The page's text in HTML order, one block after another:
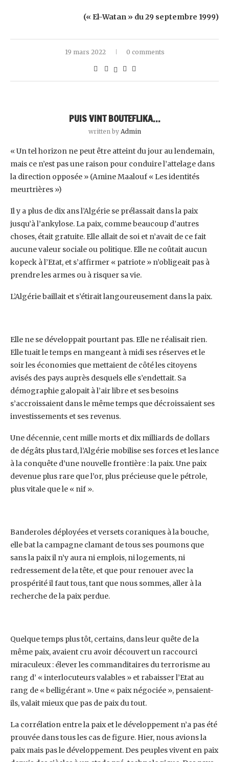
(« El-Watan » du 29 septembre 1999)
19 mars 2022 0 comments
PUIS VINT BOUTEFLIKA…
written by Admin
« Un tel horizon ne peut être atteint du jour au lendemain,
mais ce n’est pas une raison pour ‎conduire l’attelage dans
la direction opposée » (Amine Maalouf « Les identités
meurtrières »)‎
Il y a plus de dix ans l’Algérie se prélassait dans la paix
jusqu’à l’ankylose. La paix, comme beaucoup ‎d’autres
choses, était gratuite. Elle allait de soi et n’avait de ce fait
aucune valeur sociale ou ‎politique. Elle ne coûtait aucun
kopeck à l’Etat, et s’affirmer « patriote » n’obligeait pas à
prendre ‎les armes ou à risquer sa vie.
L’Algérie baillait et s’étirait langoureusement dans la paix.
Elle ne se développait pourtant pas. Elle ne réalisait rien.
Elle tuait le temps en mangeant à midi ses ‎réserves et le
soir les économies que mettaient de côté les citoyens
avisés des pays auprès ‎desquels elle s’endettait. Sa
démographie galopait à l’air libre et ses besoins
s’accroissaient dans le ‎même temps que décroissaient ses
investissements et ses revenus.‎
Une décennie, cent mille morts et dix milliards de dollars
de dégâts plus tard, l’Algérie mobilise ses ‎forces et les lance
à la conquête d’une nouvelle frontière : la paix. Une paix
devenue plus rare que ‎l’or, plus précieuse que le pétrole,
plus vitale que le « nif ».
Banderoles déployées et versets coraniques à la bouche,
elle bat la campagne clamant de tous ses ‎poumons que
sans la paix il n’y aura ni emplois, ni logements, ni
redressement de la tête, et que ‎pour renouer avec la
prospérité il faut tous, tant que nous sommes, aller à la
recherche de la paix ‎perdue.
Quelque temps plus tôt, certains, dans leur quête de la
même paix, avaient cru avoir découvert un ‎raccourci
miraculeux : élever les commanditaires du terrorisme au
rang d’ « interlocuteurs ‎valables » et rabaisser l’Etat au
rang de « belligérant ». Une « paix négociée », pensaient-
ils, valait ‎mieux que pas de paix du tout.‎
La corrélation entre la paix et le développement n’a pas été
prouvée dans tous les cas de figure. ‎Hier, nous avions la
paix mais pas le développement. Des peuples vivent en paix